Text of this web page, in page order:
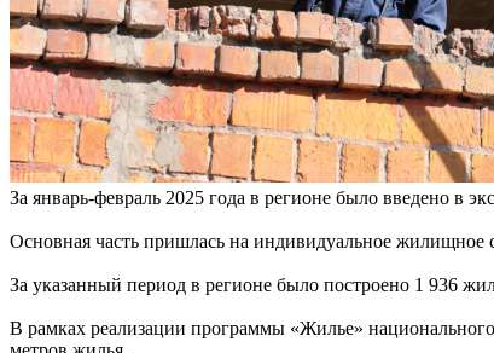
За январь-февраль 2025 года в регионе было введено в
Основная часть пришлась на индивидуальное жилищное
За указанный период в регионе было построено 1 936
В рамках реализации программы «Жилье»